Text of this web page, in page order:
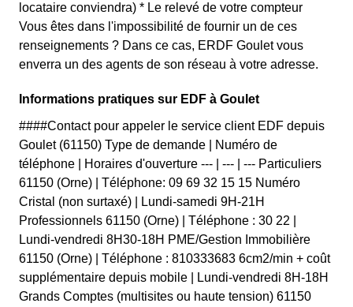
locataire conviendra) * Le relevé de votre compteur
Vous êtes dans l'impossibilité de fournir un de ces
renseignements ? Dans ce cas, ERDF Goulet vous
enverra un des agents de son réseau à votre adresse.
Informations pratiques sur EDF à Goulet
####Contact pour appeler le service client EDF depuis
Goulet (61150) Type de demande | Numéro de
téléphone | Horaires d'ouverture --- | --- | --- Particuliers
61150 (Orne) | Téléphone: 09 69 32 15 15 Numéro
Cristal (non surtaxé) | Lundi-samedi 9H-21H
Professionnels 61150 (Orne) | Téléphone : 30 22 |
Lundi-vendredi 8H30-18H PME/Gestion Immobilière
61150 (Orne) | Téléphone : 810333683 6cm2/min + coût
supplémentaire depuis mobile | Lundi-vendredi 8H-18H
Grands Comptes (multisites ou haute tension) 61150